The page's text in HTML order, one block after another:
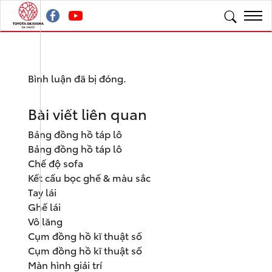
Bình luận đã bị đóng.
Bài viết liên quan
Bảng đồng hồ táp lô
Bảng đồng hồ táp lô
Chế độ sofa
Kết cấu bọc ghế & màu sắc
Tay lái
Ghế lái
Vô lăng
Cụm đồng hồ kĩ thuật số
Cụm đồng hồ kĩ thuật số
Màn hình giải trí